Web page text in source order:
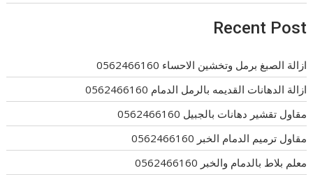
Recent Post
ازالة الصبغ برمل وتخشين الاحساء 0562466160
ازالة الدهانات القديمه بالرمل الدمام 0562466160
مقاول تقشير دهانات بالجبيل 0562466160
مقاول ترميم الدمام الخبر 0562466160
معلم بلاط بالدمام والخبر 0562466160